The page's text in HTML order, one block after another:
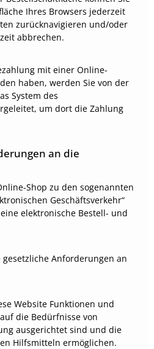
Ihres Browsers jederzeit
zurücknavigieren und/oder
abbrechen.
mit einer Online-
haben, werden Sie von der
System des
um dort die Zahlung
an die
Shop zu den sogenannten
Geschäftsverkehr“
elektronische Bestell- und
Anforderungen an
Website Funktionen und
die Bedürfnisse von
ausgerichtet sind und die
Hilfsmitteln ermöglichen.